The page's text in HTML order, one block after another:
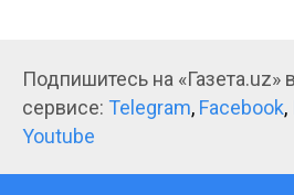
Подпишитесь на «Газета.uz»
сервисе: Telegram, Facebook,
Youtube